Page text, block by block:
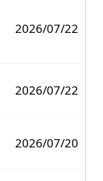
2026/07/22
2026/07/22
2026/07/20